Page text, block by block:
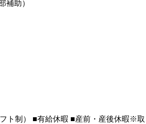
補助）
ト制） ■有給休暇 ■産前・産後休暇※取